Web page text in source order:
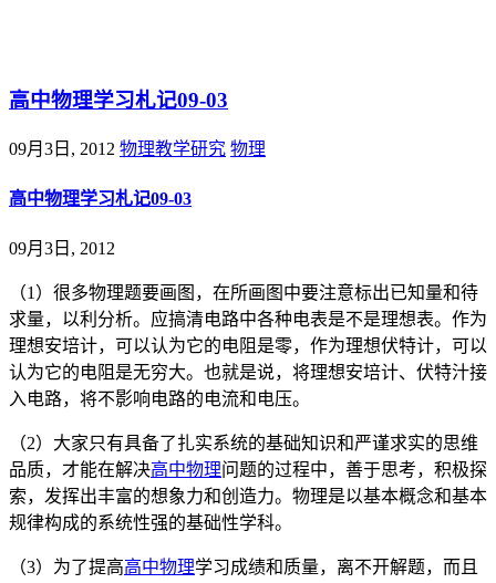
高中物理学习札记09-03
09月3日, 2012 物理教学研究 物理
高中物理学习札记09-03
09月3日, 2012
（1）很多物理题要画图，在所画图中要注意标出已知量和待
求量，以利分析。应搞清电路中各种电表是不是理想表。作为
理想安培计，可以认为它的电阻是零，作为理想伏特计，可以
认为它的电阻是无穷大。也就是说，将理想安培计、伏特汁接
入电路，将不影响电路的电流和电压。
（2）大家只有具备了扎实系统的基础知识和严谨求实的思维
品质，才能在解决高中物理问题的过程中，善于思考，积极探
索，发挥出丰富的想象力和创造力。物理是以基本概念和基本
规律构成的系统性强的基础性学科。
（3）为了提高高中物理学习成绩和质量，离不开解题，而且